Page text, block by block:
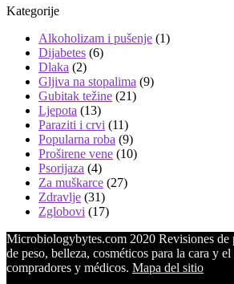
Kategorije
Alkoholizam i pušenje (1)
Dijabetes (6)
Dlaka (2)
Gljiva na stopalima (9)
Gubitak težine (21)
Ljepota (13)
Paraziti i crvi (11)
Popularna roba (9)
Proširene vene (10)
Psorijaza (4)
Za muškarce (27)
Zdravlje (31)
Zglobovi (17)
Microbiologybytes.com 2020 Revisiones de
de peso, belleza, cosméticos para la cara y
compradores y médicos. Mapa del sitio